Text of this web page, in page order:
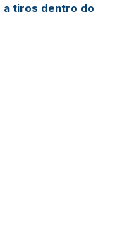
tiros dentro do